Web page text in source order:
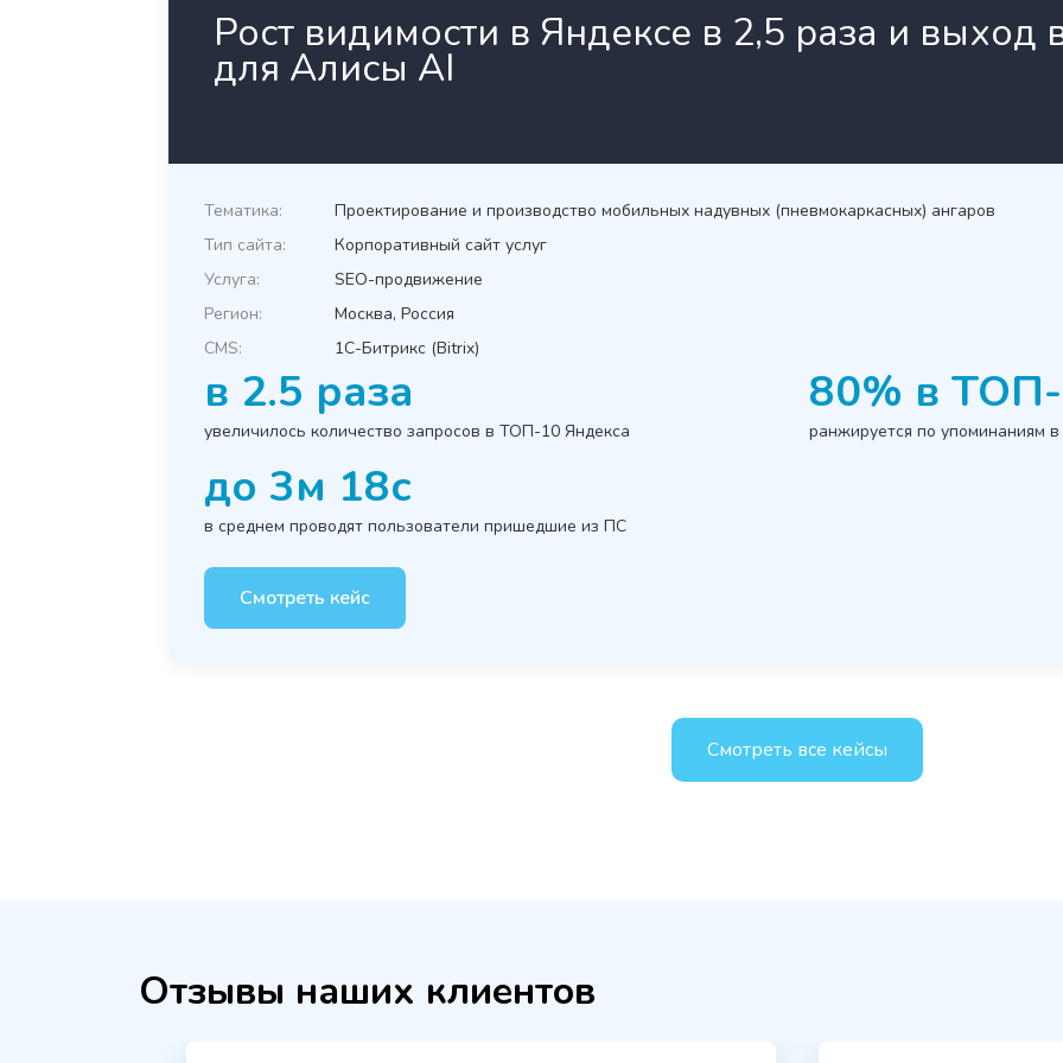
Рост видимости в Яндексе в 2,5 раза и выход
для Алисы AI
Тематика:
Проектирование и производство мобильных надувных (пневмокаркасных) ангаров
Тип сайта:
Корпоративный сайт услуг
Услуга:
SEO-продвижение
Регион:
Москва, Россия
CMS:
1C-Битрикс (Bitrix)
в 2.5 раза
увеличилось количество запросов в ТОП-10 Яндекса
80% в
ранжируется по упоминаниям
до 3м 18с
в среднем проводят пользователи пришедшие из ПС
Смотреть кейс
Смотреть все кейсы
Отзывы наших клиентов